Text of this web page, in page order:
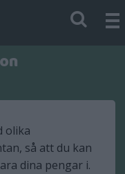
olika
så att du kan
dina pengar i.